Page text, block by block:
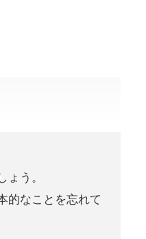
う。
的なことを忘れて